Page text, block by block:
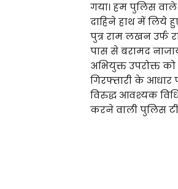
गया। हम पुलिस
दाहिने हाथ में लिये
पुत्र राम लखन उर्फ
पास से बरामद
अभियुक्त उपरोक्त
गिरफ्तारी के
विरुद्ध आवश्यक
करने वाली पुलिस